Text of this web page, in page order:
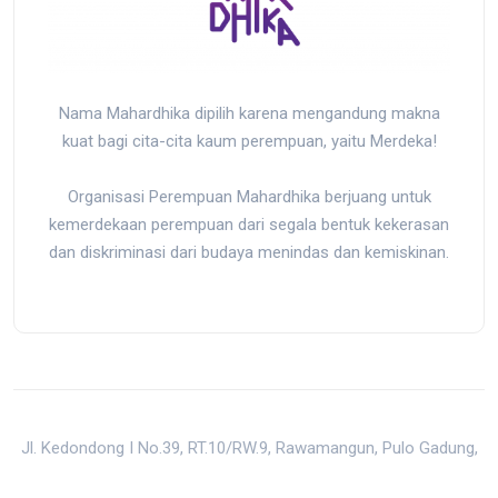
Nama Mahardhika dipilih karena mengandung makna
kuat bagi cita-cita kaum perempuan, yaitu Merdeka!
Organisasi Perempuan Mahardhika berjuang untuk
kemerdekaan perempuan dari segala bentuk kekerasan
dan diskriminasi dari budaya menindas dan kemiskinan.
Jl. Kedondong I No.39, RT.10/RW.9, Rawamangun, Pulo Gadung,